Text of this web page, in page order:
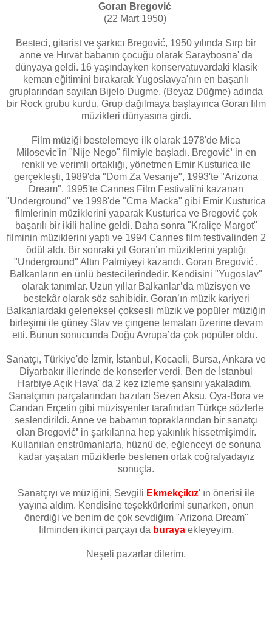
Goran Bregović
(22 Mart 1950)
Besteci, gitarist ve şarkıcı Bregović, 1950 yılında Sırp bir
anne ve Hırvat babanın çocuğu olarak Saraybosna' da
dünyaya geldi. 16 yaşındayken konservatuvardaki klasik
keman eğitimini bırakarak Yugoslavya'nın en başarılı
gruplarından sayılan Bijelo Dugme, (Beyaz Düğme) adında
bir Rock grubu kurdu. Grup dağılmaya başlayınca Goran film
müzikleri dünyasına girdi.
Film müziği bestelemeye ilk olarak 1978'de Mica
Milosevic'in "Nije Nego" filmiyle başladı. Bregović' in en
renkli ve verimli ortaklığı, yönetmen Emir Kusturica ile
gerçekleşti, 1989'da "Dom Za Vesanje", 1993'te "Arizona
Dream", 1995'te Cannes Film Festivali'ni kazanan
"Underground" ve 1998'de "Crna Macka" gibi Emir Kusturica
filmlerinin müziklerini yaparak Kusturica ve Bregović çok
başarılı bir ikili haline geldi. Daha sonra "Kraliçe Margot"
filminin müziklerini yaptı ve 1994 Cannes film festivalinden 2
ödül aldı. Bir sonraki yıl Goran’ın müziklerini yaptığı
"Underground" Altın Palmiyeyi kazandı. Goran Bregović ,
Balkanların en ünlü bestecilerindedir. Kendisini "Yugoslav"
olarak tanımlar. Uzun yıllar Balkanlar’da müzisyen ve
bestekâr olarak söz sahibidir. Goran’ın müzik kariyeri
Balkanlardaki geleneksel çoksesli müzik ve popüler müziğin
birleşimi ile güney Slav ve çingene temaları üzerine devam
etti. Bunun sonucunda Doğu Avrupa’da çok popüler oldu.
Sanatçı, Türkiye'de İzmir, İstanbul, Kocaeli, Bursa, Ankara ve
Diyarbakır illerinde de konserler verdi. Ben de İstanbul
Harbiye Açık Hava' da 2 kez izleme şansını yakaladım.
Sanatçının parçalarından bazıları Sezen Aksu, Oya-Bora ve
Candan Erçetin gibi müzisyenler tarafından Türkçe sözlerle
seslendirildi. Anne ve babamın topraklarından bir sanatçı
olan Bregović' in şarkılarına hep yakınlık hissetmişimdir.
Kullanılan enstrümanlarla, hüznü de, eğlenceyi de sonuna
kadar yaşatan müziklerle beslenen ortak coğrafyadayız
sonuçta.
Sanatçıyı ve müziğini, Sevgili Ekmekçikız' ın önerisi ile
yayına aldım. Kendisine teşekkürlerimi sunarken, onun
önerdiği ve benim de çok sevdiğim "Arizona Dream"
filminden ikinci parçayı da burayaekleyeyim.
Neşeli pazarlar dilerim.